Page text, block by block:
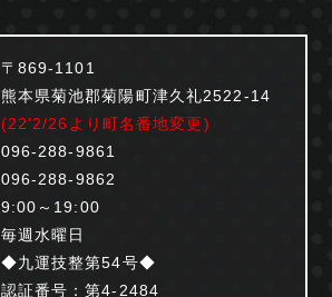
〒869-1101
熊本県菊池郡菊陽町津久礼2522-14
(22'2/26より町名番地変更)
096-288-9861
096-288-9862
9:00～19:00
毎週水曜日
◆九運技整第54号◆
認証番号：第4-2484